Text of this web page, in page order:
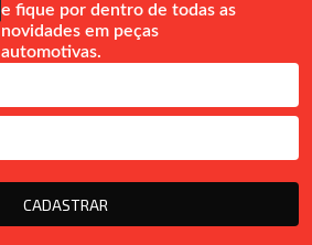
e fique por dentro de todas as
novidades em peças
automotivas.
CADASTRAR